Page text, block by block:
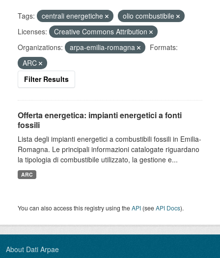
Tags: centrali energetiche
olio combustibile
Licenses:
Creative Commons Attribution
Organizations:
arpa-emilia-romagna
Formats:
ARC
Filter Results
Offerta energetica: impianti energetici a fonti
fossili
Lista degli impianti energetici a combustibili fossili in Emilia-
Romagna. Le principali informazioni catalogate riguardano
la tipologia di combustibile utilizzato, la gestione e...
ARC
You can also access this registry using theAPI (seeAPI Docs).
About Dati Arpae